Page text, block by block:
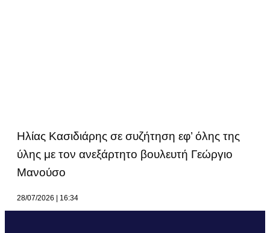
Ηλίας Κασιδιάρης σε συζήτηση εφ’ όλης της
ύλης με τον ανεξάρτητο βουλευτή Γεώργιο
Μανούσο
28/07/2026 16:34